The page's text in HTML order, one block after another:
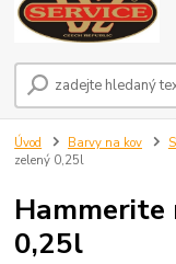
Úvod Barvy na kov
zelený 0,25l
Hammerite
0,25l